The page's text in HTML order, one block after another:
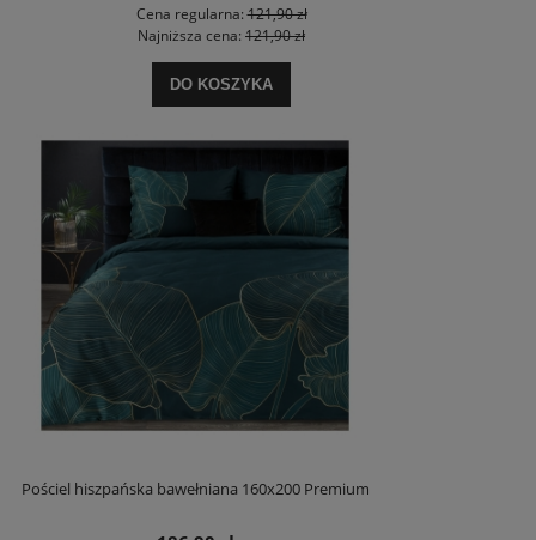
Cena regularna:121,90 zł
Najniższa cena: 121,90 zł
DO KOSZYKA
Pościel hiszpańska bawełniana 160x200 Premium